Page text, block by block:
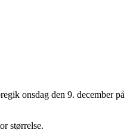
onsdag den 9. december på
størrelse.